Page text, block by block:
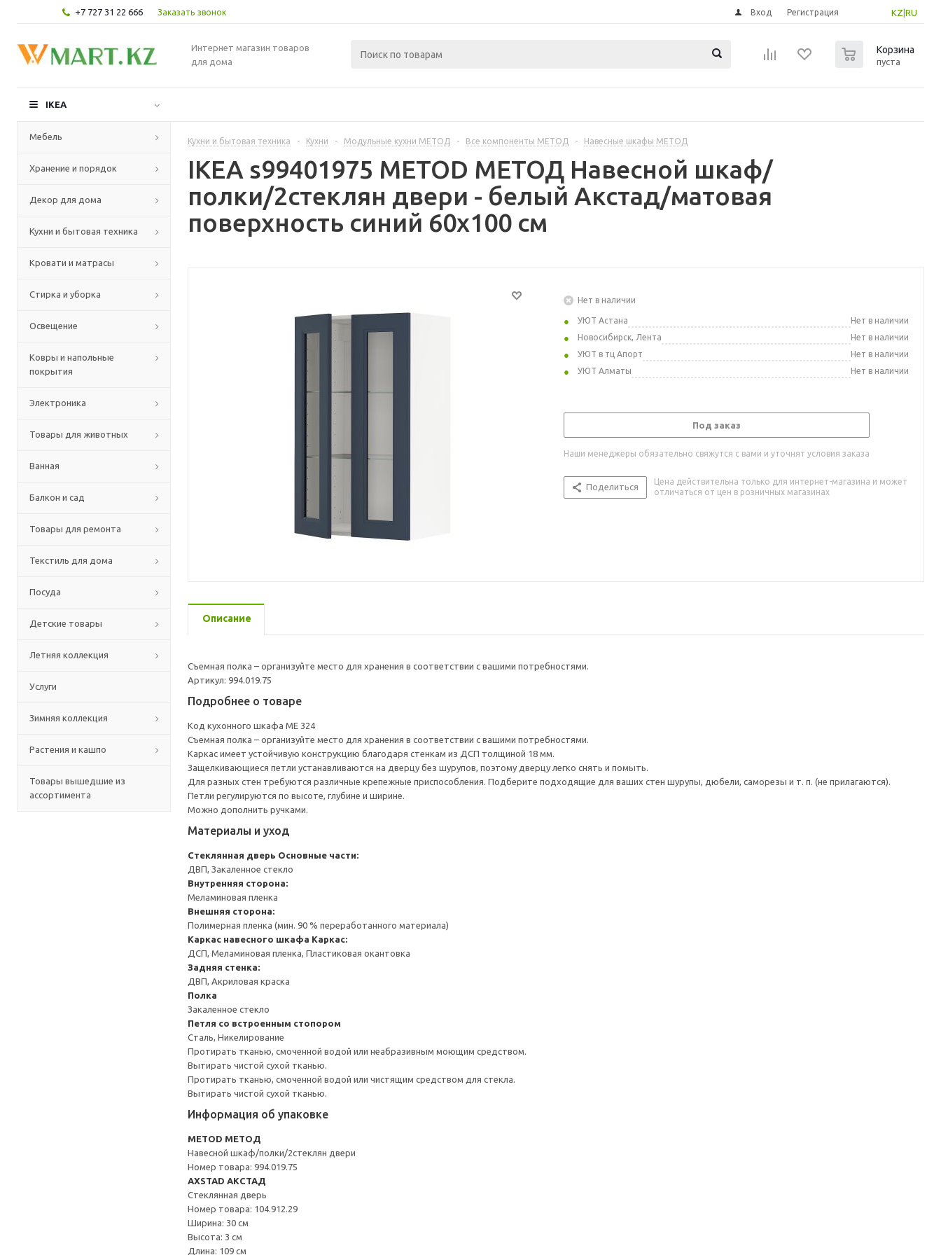
+7 727 31 22 666 Заказать звонок KZ RU
Вход Регистрация
Интернет магазин товаров
для дома
Корзина
пуста
IKEA
Мебель
Хранение и порядок
Декор для дома
Кухни и бытовая техника
Кровати и матрасы
Стирка и уборка
Освещение
Ковры и напольные
покрытия
Электроника
Товары для животных
Ванная
Балкон и сад
Товары для ремонта
Текстиль для дома
Посуда
Детские товары
Летняя коллекция
Услуги
Зимняя коллекция
Растения и кашпо
Товары вышедшие из
ассортимента
Кухни и бытовая техника - Кухни - Модульные кухни МЕТОД - Все компоненты МЕТОД - Навесные шкафы МЕТОД
IKEA s99401975 METOD МЕТОД Навесной шкаф/
полки/2стеклян двери - белый Акстад/матовая
поверхность синий 60x100 см
Нет в наличии
УЮТ Астана
Нет в наличии
Новосибирск, Лента
Нет в наличии
УЮТ в тц Апорт
Нет в наличии
УЮТ Алматы
Нет в наличии
Под заказ
Наши менеджеры обязательно свяжутся с вами и уточнят условия заказа
Поделиться
Цена действительна только для интернет-магазина и может
отличаться от цен в розничных магазинах
Описание
Съемная полка – организуйте место для хранения в соответствии с вашими потребностями.
Артикул: 994.019.75
Подробнее о товаре
Код кухонного шкафа ME 324
Съемная полка – организуйте место для хранения в соответствии с вашими потребностями.
Каркас имеет устойчивую конструкцию благодаря стенкам из ДСП толщиной 18 мм.
Защелкивающиеся петли устанавливаются на дверцу без шурупов, поэтому дверцу легко снять и помыть.
Для разных стен требуются различные крепежные приспособления. Подберите подходящие для ваших стен шурупы, дюбели, саморезы и т. п. (не прилагаются).
Петли регулируются по высоте, глубине и ширине.
Можно дополнить ручками.
Материалы и уход
Стеклянная дверь Основные части:
ДВП, Закаленное стекло
Внутренняя сторона:
Меламиновая пленка
Внешняя сторона:
Полимерная пленка (мин. 90 % переработанного материала)
Каркас навесного шкафа Каркас:
ДСП, Меламиновая пленка, Пластиковая окантовка
Задняя стенка:
ДВП, Акриловая краска
Полка
Закаленное стекло
Петля со встроенным стопором
Сталь, Никелирование
Протирать тканью, смоченной водой или неабразивным моющим средством.
Вытирать чистой сухой тканью.
Протирать тканью, смоченной водой или чистящим средством для стекла.
Вытирать чистой сухой тканью.
Информация об упаковке
METOD МЕТОД
Навесной шкаф/полки/2стеклян двери
Номер товара: 994.019.75
AXSTAD АКСТАД
Стеклянная дверь
Номер товара: 104.912.29
Ширина: 30 см
Высота: 3 см
Длина: 109 см